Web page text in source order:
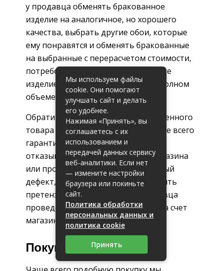
у продавца обменять бракованное
изделие на аналогичное, но хорошего
качества, выбрать другие обои, которые
ему понравятся и обменять бракованные
на выбранные с перерасчетом стоимости,
потребовать скидку на бракованное
изделие или же возврата денег в полном
объеме.
Обратиться с возвратом некачественного
товара покупатель может в течение всего
гарантийного срока. Если продавец
отказывается признавать вину магазина
или производителя за обнаруженный
дефект, покупатель вправе составить
претензию и потребовать у продавца
проведения экспертизы качества за счет
магазина.
Покупка
Мы используем файлы
cookie. Они помогают
улучшать сайт и делать
его удобнее.
Нажимая «Принять», вы
соглашаетесь с их
использованием и
передачей данных сервису
веб-аналитики. Если нет
— измените настройки
браузера или покиньте
сайт.
Политика обработки
персональных данных и
политика cookie
Принять